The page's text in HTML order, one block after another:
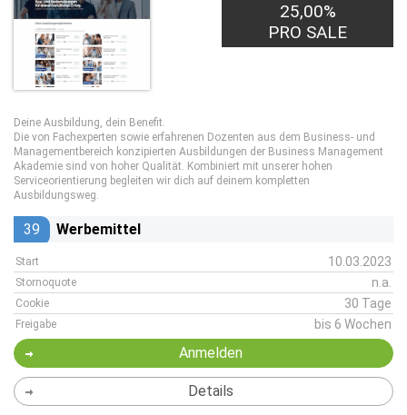
25,00%
PRO SALE
Deine Ausbildung, dein Benefit.
Die von Fachexperten sowie erfahrenen Dozenten aus dem Business- und
Managementbereich konzipierten Ausbildungen der Business Management
Akademie sind von hoher Qualität. Kombiniert mit unserer hohen
Serviceorientierung begleiten wir dich auf deinem kompletten
Ausbildungsweg.
39 Werbemittel
Start 10.03.2023
Stornoquote n.a.
Cookie 30 Tage
Freigabe bis 6 Wochen
Anmelden
Details